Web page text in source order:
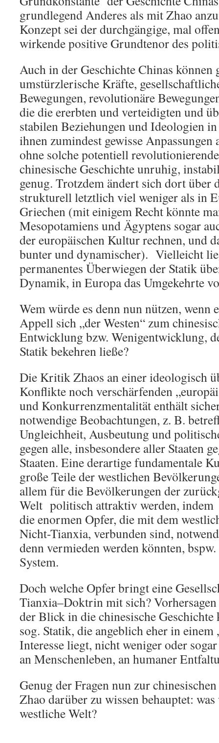
grundlegend Anderes als mit Zhao
Konzept sei der durchgängige, mal
wirkende positive Grundtenor des
Auch in der Geschichte Chinas können
umstürzlerische Kräfte,
Bewegungen, revolutionäre
die die ererbten und verteidigten und
stabilen Beziehungen und Ideologien
ihnen zumindest gewisse
ohne solche potentiell
chinesische Geschichte unruhig,
genug. Trotzdem ändert sich dort über
strukturell letztlich viel weniger als in
Griechen (mit einigem Recht könnte
Mesopotamiens und Ägyptens sogar
der europäischen Kultur rechnen, und
bunter und dynamischer). Vielleicht
permanentes Überwiegen der Statik
Dynamik, in Europa das Umgekehrte
Wem würde es denn nun nützen, wenn
Appell sich „der Westen“ zum
Entwicklung bzw. Wenigentwicklung,
Statik bekehren ließe?
Die Kritik Zhaos an einer ideologisch
Konflikte noch verschärfenden
und Konkurrenzmentalität enthält
notwendige Beobachtungen, z. B.
Ungleichheit, Ausbeutung und
gegen alle, insbesondere aller Staaten
Staaten. Eine derartige fundamentale
große Teile der westlichen
allem für die Bevölkerungen der
Welt politisch attraktiv werden, indem
die enormen Opfer, die mit dem
Nicht-Tianxia, verbunden sind,
denn vermieden werden könnten,
System.
Doch welche Opfer bringt eine
Tianxia–Doktrin mit sich?
der Blick in die chinesische Geschichte
sog. Statik, die angeblich eher in einem
Interesse liegt, nicht weniger oder
an Menschenleben, an humaner
Genug der Fragen nun zur
Zhao darüber zu wissen behauptet:
westliche Welt?